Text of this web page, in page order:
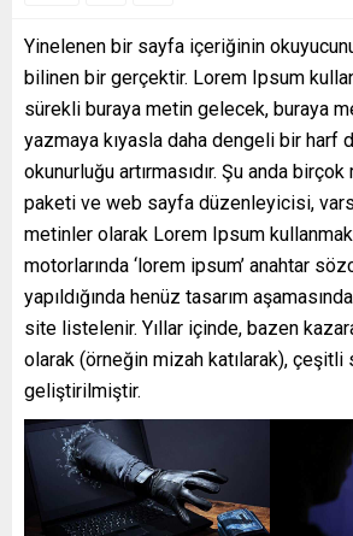
Yinelenen bir sayfa içeriğinin
bilinen bir gerçektir. Lorem Ipsum
sürekli buraya metin gelecek, buraya
yazmaya kıyasla daha dengeli bir harf
okunurluğu artırmasıdır. Şu anda birçok
paketi ve web sayfa düzenleyicisi,
metinler olarak Lorem Ipsum
motorlarında ‘lorem ipsum’ anahtar
yapıldığında henüz tasarım
site listelenir. Yıllar içinde, bazen
olarak (örneğin mizah katılarak), çeşitli
geliştirilmiştir.